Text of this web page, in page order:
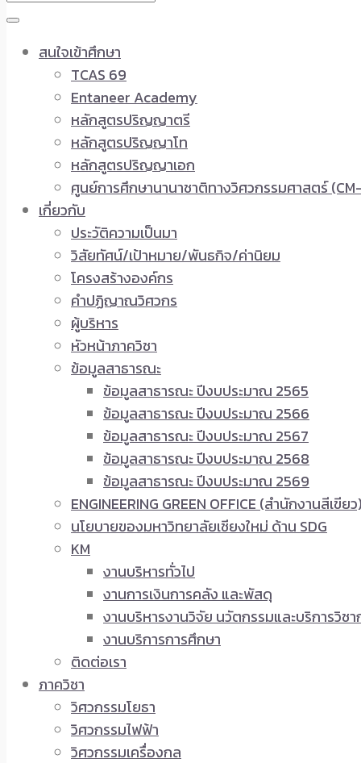
สนใจเข้าศึกษา
TCAS 69
Entaneer Academy
หลักสูตรปริญญาตรี
หลักสูตรปริญญาโท
หลักสูตรปริญญาเอก
ศูนย์การศึกษานานาชาติทางวิศวกรรมศาสตร์
เกี่ยวกับ
ประวัติความเป็นมา
วิสัยทัศน์/เป้าหมาย/พันธกิจ/ค่านิยม
โครงสร้างองค์กร
คำปฏิญาณวิศวกร
ผู้บริหาร
หัวหน้าภาควิชา
ข้อมูลสาธารณะ
ข้อมูลสาธารณะ ปีงบประมาณ 2565
ข้อมูลสาธารณะ ปีงบประมาณ 2566
ข้อมูลสาธารณะ ปีงบประมาณ 2567
ข้อมูลสาธารณะ ปีงบประมาณ 2568
ข้อมูลสาธารณะ ปีงบประมาณ 2569
ENGINEERING GREEN OFFICE (สำนักงานสีเขีย
นโยบายของมหาวิทยาลัยเชียงใหม่ ด้าน SDG
KM
งานบริหารทั่วไป
งานการเงินการคลัง และพัสดุ
งานบริหารงานวิจัย นวัตกรรมและบริการวิชา
งานบริการการศึกษา
ติดต่อเรา
ภาควิชา
วิศวกรรมโยธา
วิศวกรรมไฟฟ้า
วิศวกรรมเครื่องกล